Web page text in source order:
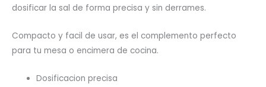
dosificar la sal de forma precisa y sin derrames.
Compacto y facil de usar, es el complemento perfecto
para tu mesa o encimera de cocina.
Dosificacion precisa